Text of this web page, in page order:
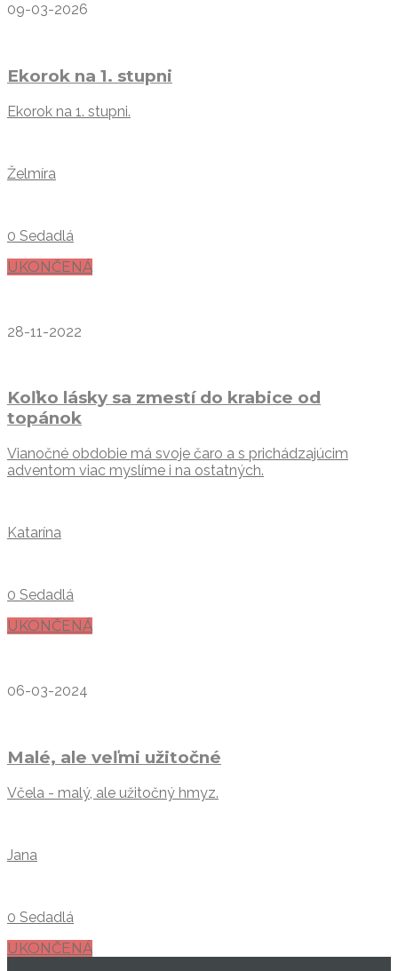
09-03-2026
Ekorok na 1. stupni
Ekorok na 1. stupni.
Želmíra
0 Sedadlá
UKONČENÁ
28-11-2022
Koľko lásky sa zmestí do krabice od
topánok
Vianočné obdobie má svoje čaro a s prichádzajúcim
adventom viac myslíme i na ostatných.
Katarína
0 Sedadlá
UKONČENÁ
06-03-2024
Malé, ale veľmi užitočné
Včela - malý, ale užitočný hmyz.
Jana
0 Sedadlá
UKONČENÁ